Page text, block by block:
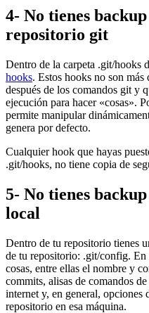
4- No tienes
repositorio git
Dentro de la carpeta .git/hooks
hooks. Estos hooks no son más
después de los comandos git y
ejecución para hacer «cosas».
permite manipular
genera por defecto.
Cualquier hook que hayas
.git/hooks, no tiene copia de
5- No tienes
local
Dentro de tu repositorio tienes
de tu repositorio: .git/config. En
cosas, entre ellas el nombre y
commits, alisas de comandos
internet y, en general, opciones
repositorio en esa máquina.